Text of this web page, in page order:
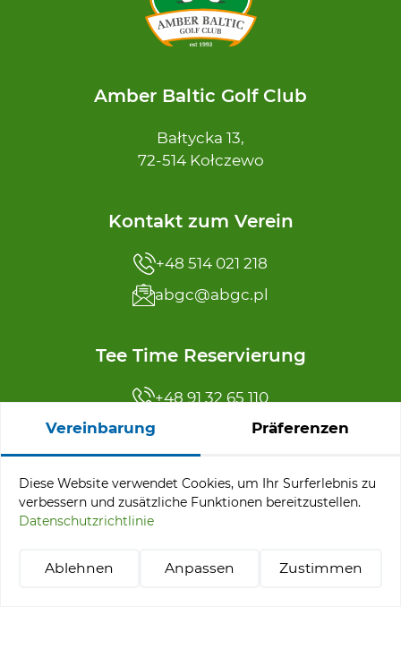
Amber Baltic Golf Club
Bałtycka 13,
72-514 Kołczewo
Kontakt zum Verein
+48 514 021 218
abgc@abgc.pl
Tee Time Reservierung
+48 91 32 65 110
reservation@abgc.pl
Angebotsmenü
Golf lernen
+48 514 021 218
Vereinbarung Präferenzen
Diese Website verwendet Cookies, um Ihr Surferlebnis zu
verbessern und zusätzliche Funktionen bereitzustellen.
Datenschutzrichtlinie
Ablehnen Anpassen Zustimmen